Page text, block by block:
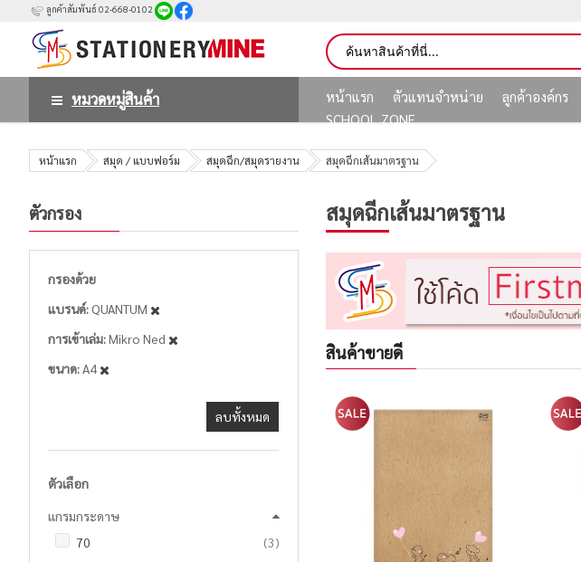
ลูกค้าสัมพันธ์ 02-668-0102
หมวดหมู่สินค้า หน้าแรก ตัวแทนจำหน่าย ลูกค้าองค์กร
SCHOOL ZONE
หน้าแรก สมุด / แบบฟอร์ม สมุดฉีก/สมุดรายงาน สมุดฉีกเส้นมาตรฐาน
สมุดฉีกเส้นมาตรฐาน
สินค้าขายดี
ตัวกรอง
กรองด้วย
แบรนด์ QUANTUM
การเข้าเล่ม Mikro Ned
ขนาด A4
ลบทั้งหมด
ตัวเลือก
แกรมกระดาษ
70
3รายการ